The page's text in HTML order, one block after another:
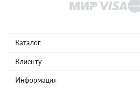
Каталог
Чемоданы
Рюкзаки
Клиенту
Магазины
Информация